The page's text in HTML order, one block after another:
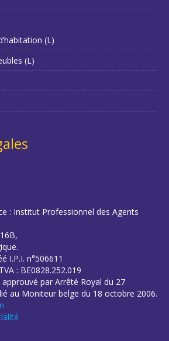
(L)
(L)
: Institut Professionnel des Agents
I.P.I. n°506611
: BE0828.252.019
approuvé par Arrêté Royal du 27
au Moniteur belge du 18 octobre 2006.